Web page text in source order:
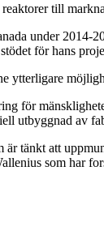
till
under 2014-
för hans
ytterligare
för
utbyggnad av
tänkt att
som har